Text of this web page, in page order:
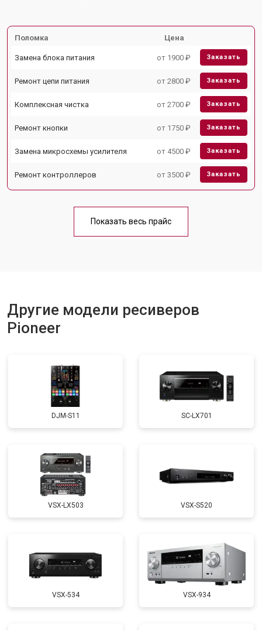
Поломка Цена
Замена блока питания от 1900 ₽ Заказать
Ремонт цепи питания от 2800 ₽ Заказать
Комплексная чистка от 2700 ₽ Заказать
Ремонт кнопки от 1750 ₽ Заказать
Замена микросхемы усилителя от 4500 ₽ Заказать
Ремонт контроллеров от 3500 ₽ Заказать
Показать весь прайс
Другие модели ресиверов
Pioneer
DJM-S11 SC-LX701
VSX-LX503 VSX-S520
VSX-534 VSX-934